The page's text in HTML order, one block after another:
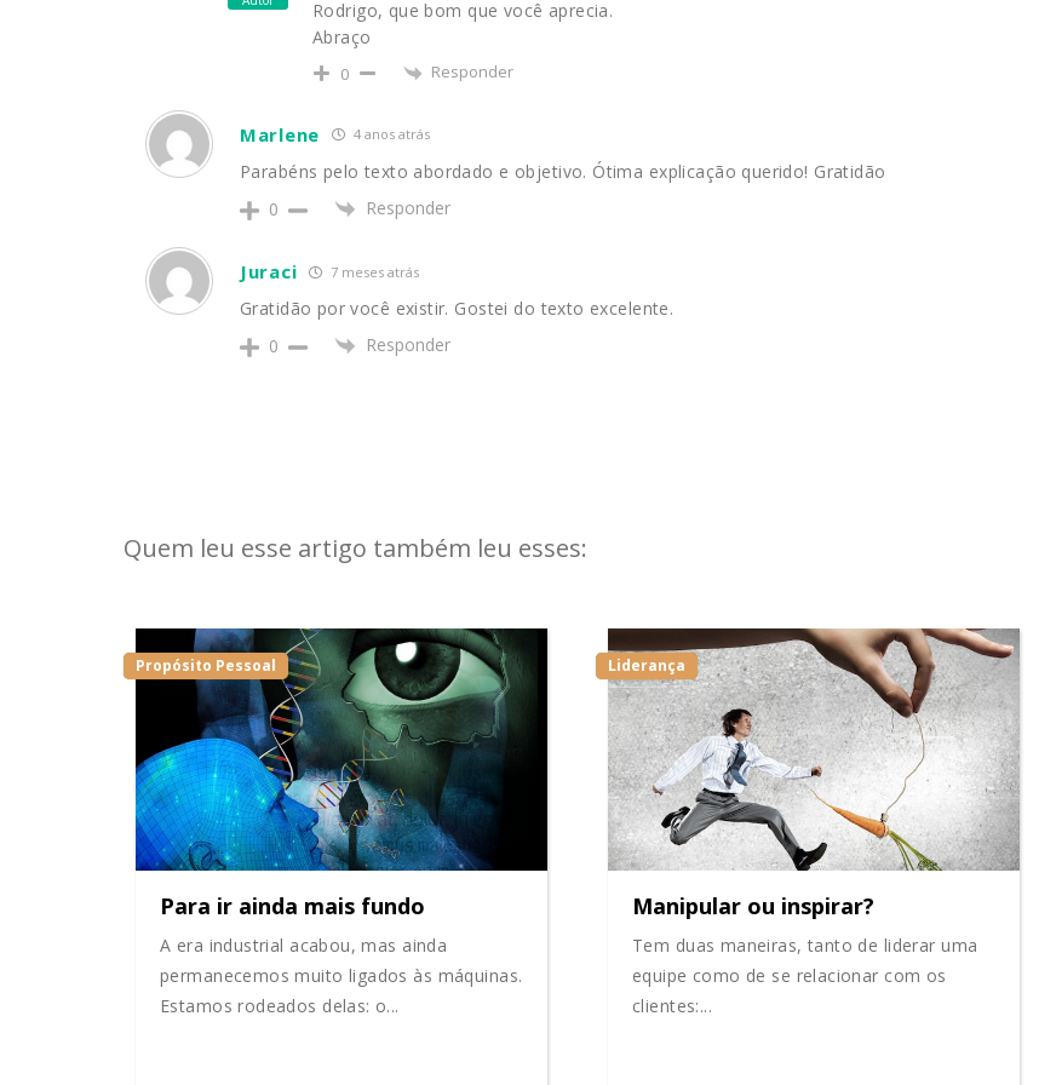
Rodrigo, que bom que você aprecia.
Abraço
0 Responder
Marlene 4 anos atrás
Parabéns pelo texto abordado e objetivo. Ótima explicação querido! Gratidão
0
Responder
Juraci 7 meses atrás
Gratidão por você existir. Gostei do texto excelente.
0
Responder
Quem leu esse artigo também leu esses:
Propósito Pessoal
Para ir ainda mais fundo
A era industrial acabou, mas ainda
permanecemos muito ligados às máquinas.
Estamos rodeados delas: o...
Liderança
Manipular ou inspirar?
Tem duas maneiras, tanto de liderar uma
equipe como de se relacionar com os
clientes:...